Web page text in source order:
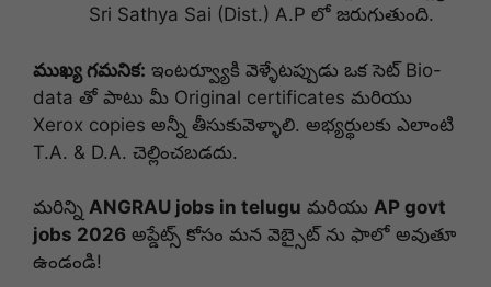
Sri Sathya Sai (Dist.) A.P లో జరుగుతుంది.
ముఖ్య గమనిక: ఇంటర్వ్యూకి వెళ్ళేటప్పుడు ఒక సెట్ Bio-
data తో పాటు మీ Original certificates మరియు
Xerox copies అన్నీ తీసుకువెళ్ళాలి. అభ్యర్థులకు ఎలాంటి
T.A. & D.A. చెల్లించబడదు.
మరిన్ని ANGRAU jobs in telugu మరియు AP govt
jobs 2026 అప్డేట్స్ కోసం మన వెబ్సైట్ ను ఫాలో అవుతూ
ఉండండి!